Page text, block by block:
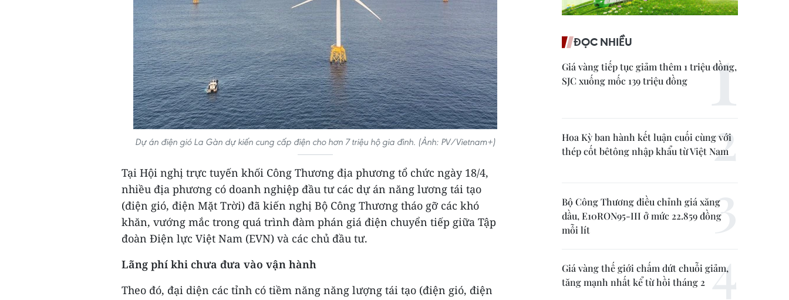
Dự án điện gió La Gàn dự kiến cung cấp điện cho hơn 7 triệu hộ gia đình. (Ảnh: PV/Vietnam+)
Tại Hội nghị trực tuyến khối Công Thương địa phương tổ chức ngày 18/4,
nhiều địa phương có doanh nghiệp đầu tư các dự án năng lương tái tạo
(điện gió, điện Mặt Trời) đã kiến nghị Bộ Công Thương tháo gỡ các khó
khăn, vướng mắc trong quá trình đàm phán giá điện chuyển tiếp giữa Tập
đoàn Điện lực Việt Nam (EVN) và các chủ đầu tư.
Lãng phí khi chưa đưa vào vận hành
Theo đó, đại diện các tỉnh có tiềm năng năng lượng tái tạo (điện gió, điện
ĐỌC NHIỀU
Giá vàng tiếp tục giảm thêm 1 triệu đồng,
SJC xuống mốc 139 triệu đồng
Hoa Kỳ ban hành kết luận cuối cùng với
thép cốt bêtông nhập khẩu từ Việt Nam
Bộ Công Thương điều chỉnh giá xăng
dầu, E10RON95-III ở mức 22.859 đồng
mỗi lít
Giá vàng thế giới chấm dứt chuỗi giảm,
tăng mạnh nhất kể từ hồi tháng 2